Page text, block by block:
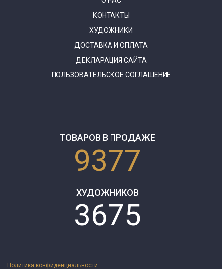
КОНТАКТЫ
ХУДОЖНИКИ
ДОСТАВКА И ОПЛАТА
ДЕКЛАРАЦИЯ САЙТА
ПОЛЬЗОВАТЕЛЬСКОЕ СОГЛАШЕНИЕ
ТОВАРОВ В ПРОДАЖЕ
9377
ХУДОЖНИКОВ
3675
Политика конфиденциальности